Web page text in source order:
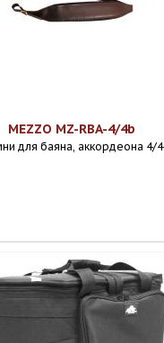
MEZZO MZ-RBA-4/4b
для баяна, аккордеона 4/4